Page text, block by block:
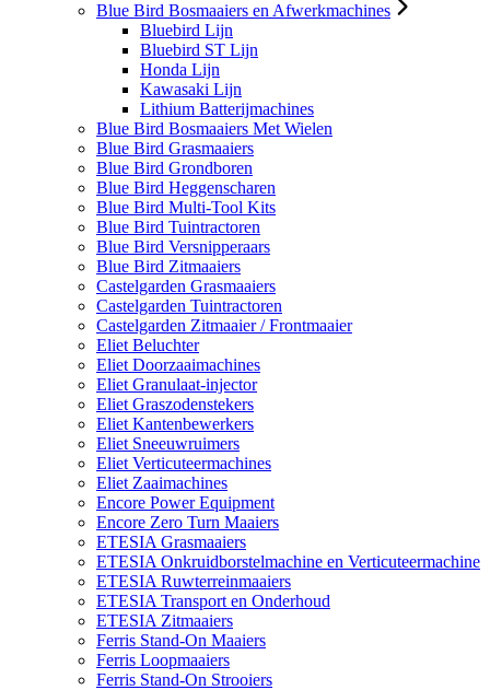
Blue Bird Bosmaaiers en Afwerkmachines
Bluebird Lijn
Bluebird ST Lijn
Honda Lijn
Kawasaki Lijn
Lithium Batterijmachines
Blue Bird Bosmaaiers Met Wielen
Blue Bird Grasmaaiers
Blue Bird Grondboren
Blue Bird Heggenscharen
Blue Bird Multi-Tool Kits
Blue Bird Tuintractoren
Blue Bird Versnipperaars
Blue Bird Zitmaaiers
Castelgarden Grasmaaiers
Castelgarden Tuintractoren
Castelgarden Zitmaaier / Frontmaaier
Eliet Beluchter
Eliet Doorzaaimachines
Eliet Granulaat-injector
Eliet Graszodenstekers
Eliet Kantenbewerkers
Eliet Sneeuwruimers
Eliet Verticuteermachines
Eliet Zaaimachines
Encore Power Equipment
Encore Zero Turn Maaiers
ETESIA Grasmaaiers
ETESIA Onkruidborstelmachine en Verticuteermachine
ETESIA Ruwterreinmaaiers
ETESIA Transport en Onderhoud
ETESIA Zitmaaiers
Ferris Stand-On Maaiers
Ferris Loopmaaiers
Ferris Stand-On Strooiers